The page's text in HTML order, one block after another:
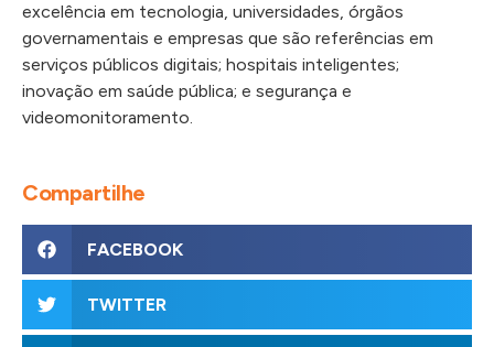
excelência em tecnologia, universidades, órgãos
governamentais e empresas que são referências em
serviços públicos digitais; hospitais inteligentes;
inovação em saúde pública; e segurança e
videomonitoramento.
Compartilhe
FACEBOOK
TWITTER